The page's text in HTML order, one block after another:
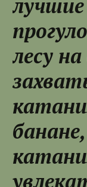
лесу